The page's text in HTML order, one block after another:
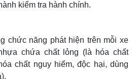
kiểm tra hành chính.
chức năng phát hiện trên mỗi xe
chứa chất lỏng (là hóa chất
chất nguy hiểm, độc hại, dùng